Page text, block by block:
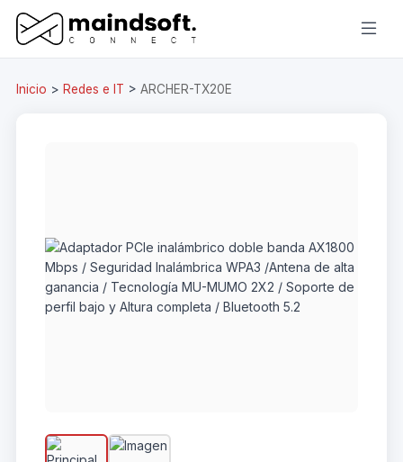
Inicio > Redes e IT > ARCHER-TX20E